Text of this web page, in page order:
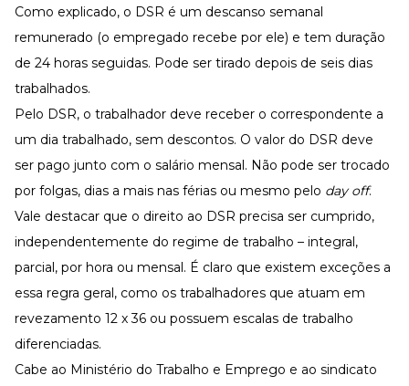
Como explicado, o DSR é um descanso semanal
remunerado (o empregado recebe por ele) e tem duração
de 24 horas seguidas. Pode ser tirado depois de seis dias
trabalhados.
Pelo DSR, o trabalhador deve receber o correspondente a
um dia trabalhado, sem descontos. O valor do DSR deve
ser pago junto com o salário mensal. Não pode ser trocado
por folgas, dias a mais nas férias ou mesmo pelo day off.
Vale destacar que o direito ao DSR precisa ser cumprido,
independentemente do regime de trabalho – integral,
parcial, por hora ou mensal. É claro que existem exceções a
essa regra geral, como os trabalhadores que atuam em
revezamento 12 x 36 ou possuem escalas de trabalho
diferenciadas.
Cabe ao Ministério do Trabalho e Emprego e ao sindicato